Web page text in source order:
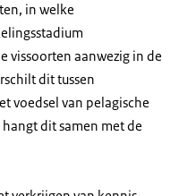
in welke
vissoorten aanwezig in de
dit tussen
voedsel van pelagische
dit samen met de